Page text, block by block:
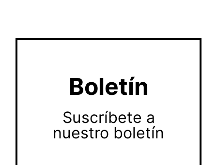
Boletín
Suscríbete a
nuestro boletín